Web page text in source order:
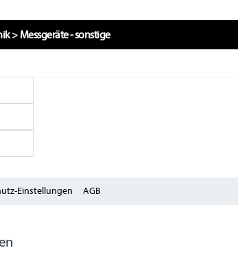
> Messgeräte - sonstige
Einstellungen AGB